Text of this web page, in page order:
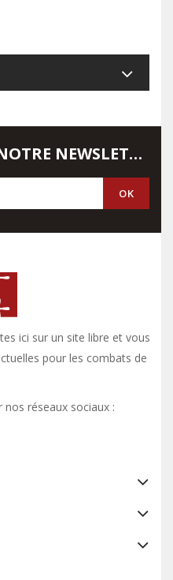
INSCRIVEZ-VOUS À NOTRE NEWSLETTER
ici sur un site libre et vous y
pour les combats de
réseaux sociaux :